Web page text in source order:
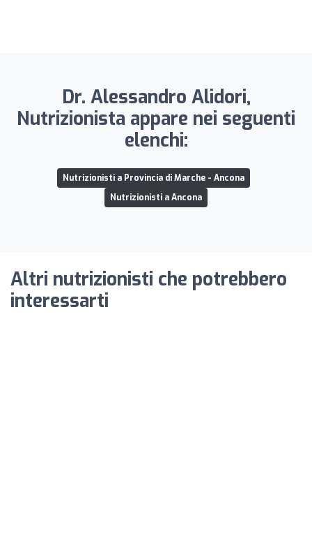
Dr. Alessandro Alidori,
Nutrizionista appare nei seguenti
elenchi:
Nutrizionisti a Provincia di Marche - Ancona
Nutrizionisti a Ancona
Altri nutrizionisti che potrebbero
interessarti